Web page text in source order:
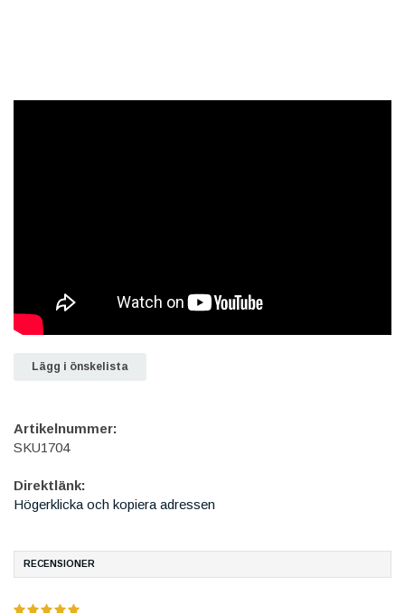
Lägg i önskelista
Artikelnummer:
SKU1704
Direktlänk:
Högerklicka och kopiera adressen
RECENSIONER